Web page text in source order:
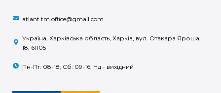
atlant.tm.office@gmail.com
Україна, Харківська область, Харків, вул. Отакара Яроша,
18, 61105
Пн-Пт: 08-18; Сб: 09-16; Нд - вихідний